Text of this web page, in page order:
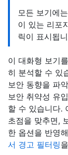
모든 보기에
이 있는 리포
릭이 표시됩
이 대화형 보기
히 분석할 수 있
보안 동향을 파
보안 취약성 유
할 수 있습니다.
초점을 맞추면,
한 옵션을 반영
서 경고 필터링